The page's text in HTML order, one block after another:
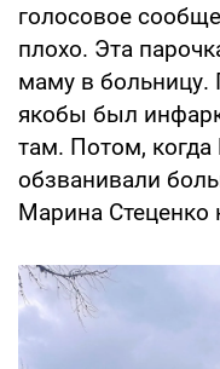
голосовое
плохо. Эта
маму в
якобы был
там. Потом,
обзванивали
Марина Стеценко